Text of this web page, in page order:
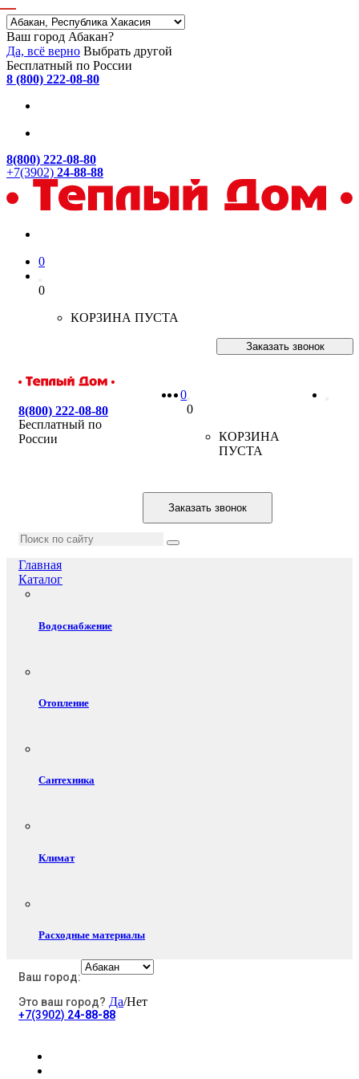
Ваш город Абакан?
Да, всё верно Выбрать другой
Бесплатный по России
8 (800) 222-08-80
8(800) 222-08-80
+7(3902) 24-88-88
0
0
КОРЗИНА ПУСТА
Заказать звонок
8(800) 222-08-80
Бесплатный по
России
0
0
КОРЗИНА
ПУСТА
Заказать звонок
Главная
Каталог
Водоснабжение
Отопление
Сантехника
Климат
Расходные материалы
Электротовары
Ваш город:
Это ваш город? Да/Нет
+7(3902) 24-88-88